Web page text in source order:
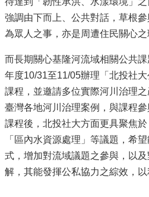
強調由下而上、公共對話，草根
為眾人之事，亦是周遭住民關心之
而長期關心基隆河流域相關公共
年度10/31至11/05辦理「北投社大
課程，並邀請多位實際河川治理
臺灣各地河川治理案例，與課程
課程後，北投社大方面更具聚焦於
「區內水資源處理」等議題，希
式，增加對流域議題之參與，以
解，其能發揮公私協力之綜效，以